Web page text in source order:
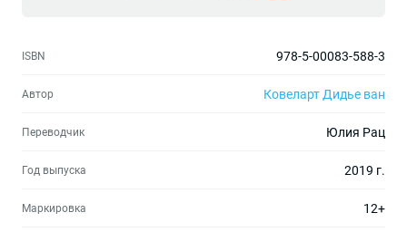
ISBN 978-5-00083-588-3
Автор Ковеларт Дидье ван
Переводчик Юлия Рац
Год выпуска 2019 г.
Маркировка 12+